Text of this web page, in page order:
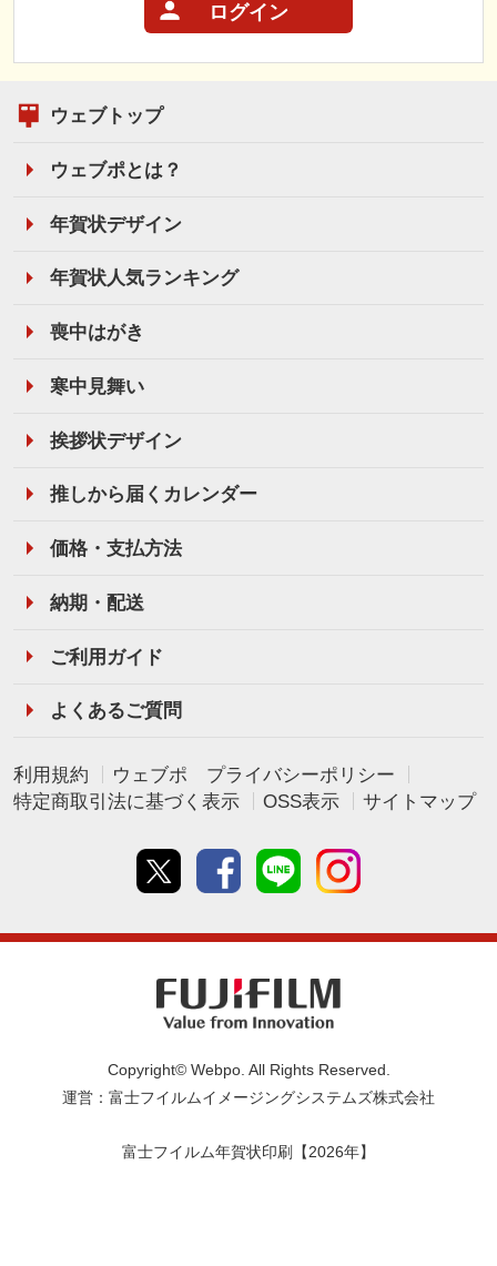
ログイン
ウェブトップ
ウェブポとは？
年賀状デザイン
年賀状人気ランキング
喪中はがき
寒中見舞い
挨拶状デザイン
推しから届くカレンダー
価格・支払方法
納期・配送
ご利用ガイド
よくあるご質問
利用規約
ウェブポ プライバシーポリシー
特定商取引法に基づく表示
OSS表示 サイトマップ
Twitter Facebookline
Copyright© Webpo. All Rights Reserved.
運営：富士フイルムイメージングシステムズ株式会社
富士フイルム年賀状印刷【2026年】